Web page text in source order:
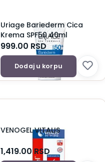
Uriage Bariederm Cica
Krema SPF50 40ml
999.00 RSD
Dodaj u korpu
VENOGEL VITALIS
1,419.00 RSD